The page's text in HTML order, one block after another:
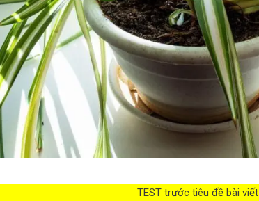
TEST trước tiêu đề bài viết